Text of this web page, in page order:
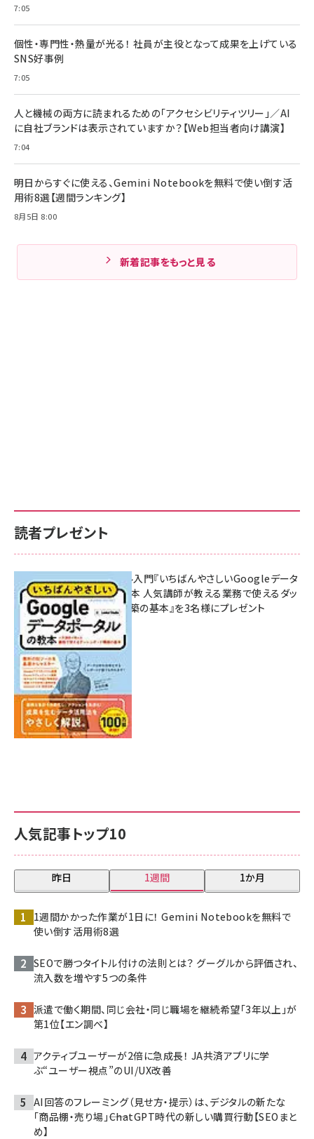
7:05
個性・専門性・熱量が光る！ 社員が主役となって成果を上げている
SNS好事例
7:05
人と機械の両方に読まれるための「アクセシビリティツリー」／AI
に自社ブランドは表示されていますか？【Web担当者向け講演】
7:04
明日からすぐに使える、Gemini Notebookを無料で使い倒す活
用術8選【週間ランキング】
8月5日 8:00
新着記事をもっと見る
人気記事トップ10
昨日 1週間 1か月
1週間かかった作業が1日に！ Gemini Notebookを無料で
使い倒す活用術8選
SEOで勝つタイトル付けの法則とは？ グーグルから評価され、
流入数を増やす5つの条件
派遣で働く期間、同じ会社・同じ職場を継続希望「3年以上」が
第1位【エン調べ】
アクティブユーザーが2倍に急成長！ JA共済アプリに学
ぶ“ユーザー視点”のUI/UX改善
AI回答のフレーミング（見せ方・提示）は、デジタルの新たな
「商品棚・売り場」――ChatGPT時代の新しい購買行動【SEOまと
め】
読者プレゼント
無料BIツール入門『いちばんやさしいGoogleデータ
ポータルの教本 人気講師が教える業務で使えるダッ
シュボード構築の基本』を3名様にプレゼント
7月31日 10:00